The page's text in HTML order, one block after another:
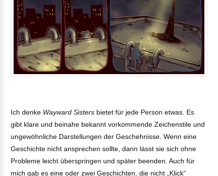
Ich denke Wayward Sisters bietet für jede Person etwas. Es
gibt klare und beinahe bekannt vorkommende Zeichenstile und
ungewöhnliche Darstellungen der Geschehnisse. Wenn eine
Geschichte nicht ansprechen sollte, dann lässt sie sich ohne
Probleme leicht überspringen und später beenden. Auch für
mich gab es eine oder zwei Geschichten, die nicht „Klick“